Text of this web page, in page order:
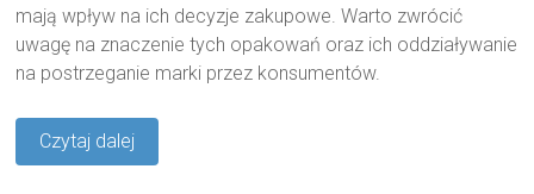
mają wpływ na ich decyzje zakupowe. Warto zwrócić
uwagę na znaczenie tych opakowań oraz ich oddziaływanie
na postrzeganie marki przez konsumentów.
Czytaj dalej